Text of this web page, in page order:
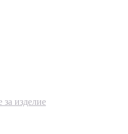
за изделие